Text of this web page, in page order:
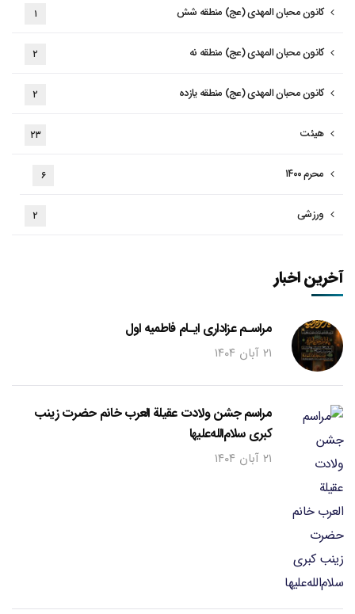
کانون محبان المهدی (عج) منطقه شش ۱
کانون محبان المهدی (عج) منطقه نه ۲
کانون محبان المهدی (عج) منطقه یازده ۲
هیئت ۲۳
محرم ۱۴۰۰ ۶
ورزشی ۲
آخرین اخبار
مراسـم عزاداری ایـام فاطمیه اول
۲۱ آبان ۱۴۰۴
مراسم جشن ولادت عقیلة العرب خانم حضرت زینب
کبری سلام‌الله‌علیها
۲۱ آبان ۱۴۰۴